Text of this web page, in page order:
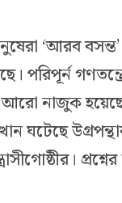
‘আরব
পরিপূর্ন
আরো নাজুক
ঘটেছে